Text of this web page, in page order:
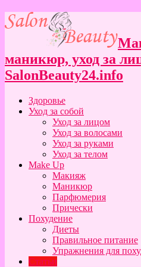
маникюр, уход за
SalonBeauty24.info
Здоровье
Уход за собой
Уход за лицом
Уход за волосами
Уход за руками
Уход за телом
Make Up
Макияж
Маникюр
Парфюмерия
Прически
Похудение
Диеты
Правильное питание
Упражнения для
Статьи